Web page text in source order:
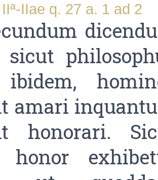
IIae q. 27 a. 1 ad 2
sicut
amari
honorari.
honor